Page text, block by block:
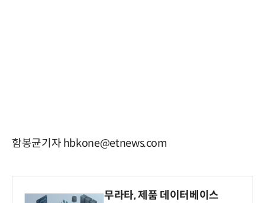
함봉균기자 hbkone@etnews.com
무라타, 제품 데이터베이스